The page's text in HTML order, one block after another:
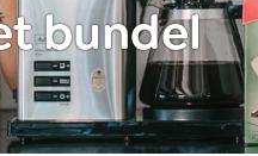
bundel